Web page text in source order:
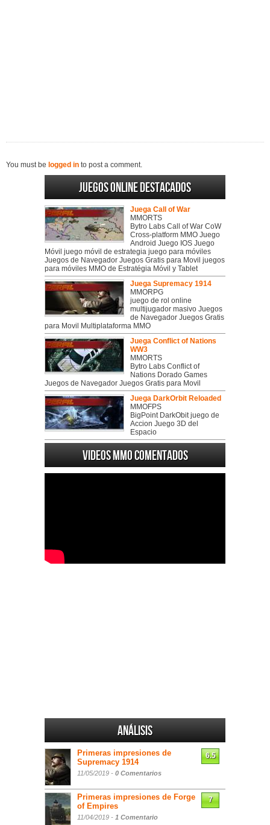
You must be logged in to post a comment.
Juegos online destacados
Juega Call of War
MMORTS
Bytro Labs Call of War CoW
Cross-platform MMO Juego
Android Juego IOS Juego
Móvil juego móvil de estrategia juego para móviles
Juegos de Navegador Juegos Gratis para Movil juegos
para móviles MMO de Estratégia Móvil y Tablet
Juega Supremacy 1914
MMORPG
juego de rol online
multijugador masivo Juegos
de Navegador Juegos Gratis
para Movil Multiplataforma MMO
Juega Conflict of Nations
WW3
MMORTS
Bytro Labs Conflict of
Nations Dorado Games
Juegos de Navegador Juegos Gratis para Movil
Juega DarkOrbit Reloaded
MMOFPS
BigPoint DarkObit juego de
Accion Juego 3D del
Espacio
Videos MMO Comentados
Análisis
Primeras impresiones de
Supremacy 1914
11/05/2019 - 0 Comentarios
6.5
Primeras impresiones de Forge
of Empires
11/04/2019 - 1 Comentario
7